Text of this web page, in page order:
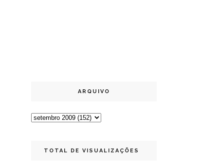
ARQUIVO
TOTAL DE VISUALIZAÇÕES